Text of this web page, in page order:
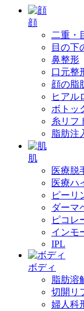
顔
二重・
目の下
鼻整形
口元整
顔の脂
ヒアル
ボトッ
糸リフ
脂肪注
肌
医療脱
医療ハ
ピーリ
ダーマ
ピコレ
インモ
IPL
ボディ
脂肪溶
切開リ
婦人科